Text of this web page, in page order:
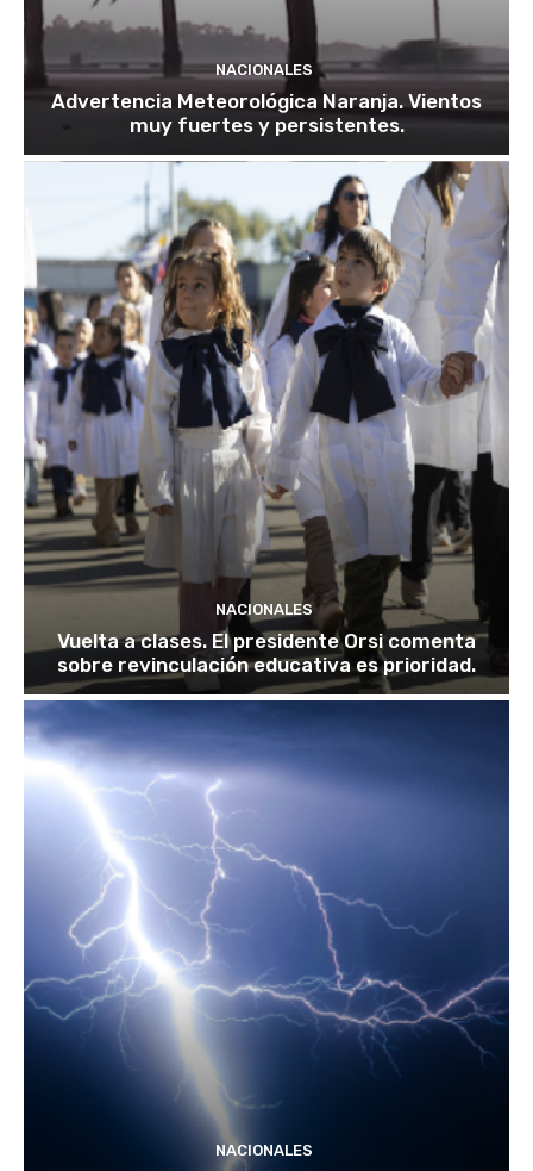
NACIONALES
Advertencia Meteorológica Naranja. Vientos
muy fuertes y persistentes.
NACIONALES
Vuelta a clases. El presidente Orsi comenta
sobre revinculación educativa es prioridad.
NACIONALES